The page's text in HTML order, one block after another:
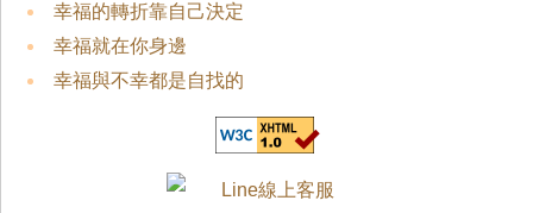
幸福的轉折靠自己決定
幸福就在你身邊
幸福與不幸都是自找的